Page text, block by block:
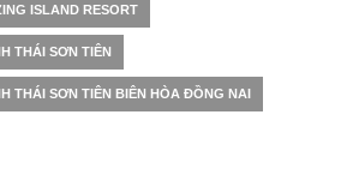
ISLAND RESORT
THÁI SƠN TIÊN
THÁI SƠN TIÊN BIÊN HÒA ĐỒNG NAI